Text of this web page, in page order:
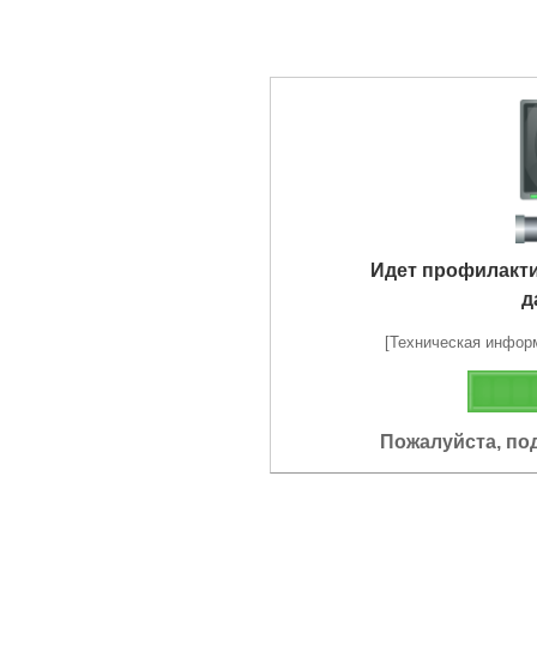
Идет
[Техническая
Пожалуйста,